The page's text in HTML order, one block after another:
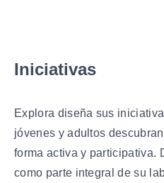
Iniciativas
Explora diseña sus
jóvenes y adultos
forma activa y participativa.
como parte integral de su